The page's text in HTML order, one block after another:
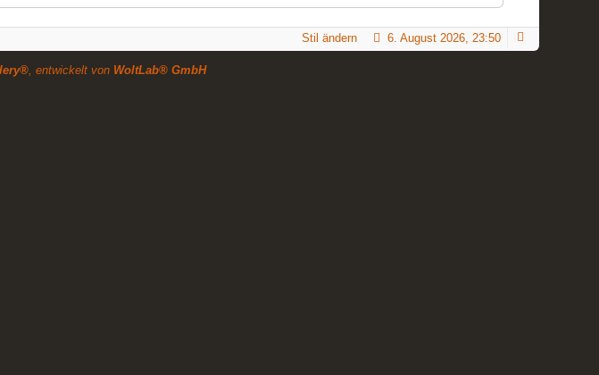
6. August 2026, 23:50
Stil ändern
, entwickelt von WoltLab® GmbH